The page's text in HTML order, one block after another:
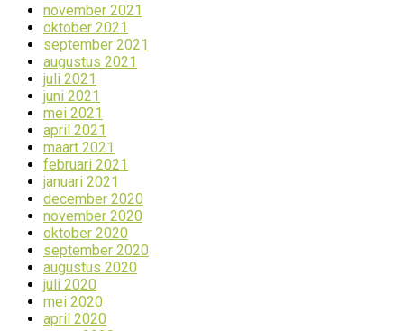
november 2021
oktober 2021
september 2021
augustus 2021
juli 2021
juni 2021
mei 2021
april 2021
maart 2021
februari 2021
januari 2021
december 2020
november 2020
oktober 2020
september 2020
augustus 2020
juli 2020
mei 2020
april 2020